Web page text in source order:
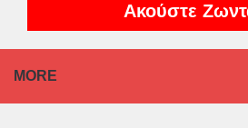
Ακούστε
MORE